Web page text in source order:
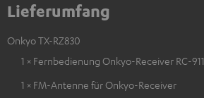
Lieferumfang
Onkyo TX-RZ830
1 × Fernbedienung Onkyo-Receiver RC-911
1 × FM-Antenne für Onkyo-Receiver